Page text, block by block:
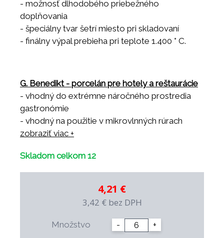
- možnosť dlhodobého priebežného
doplňovania
- špeciálny tvar šetrí miesto pri skladovaní
- finálny výpal prebieha pri teplote 1.400 ° C.
G. Benedikt - porcelán pre hotely a reštaurácie
- vhodný do extrémne náročného prostredia
gastronómie
- vhodný na použitie v mikrovlnných rúrach
- vhodný do všetkých umývačiek riadu
- odolný voči profesionálnym čistiacim
prostriedkom
- mechanicky odolný vďaka vyváženej
- 100% zdravotne nezávadný
- možnosť dekorácie a vlastného loga
- dekorácie sú podglazúrové a vhodné na
zobraziť viac +
Skladom celkom 12
4,21 €
3,42 € bez DPH
Množstvo - +